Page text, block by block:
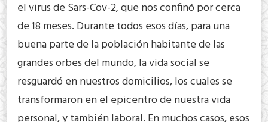
el virus de Sars-Cov-2, que nos confinó por cerca
de 18 meses. Durante todos esos días, para una
buena parte de la población habitante de las
grandes orbes del mundo, la vida social se
resguardó en nuestros domicilios, los cuales se
transformaron en el epicentro de nuestra vida
personal, y también laboral. En muchos casos, esos